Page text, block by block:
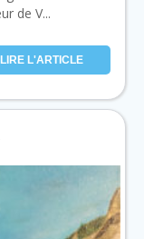
de V...
LIRE L'ARTICLE